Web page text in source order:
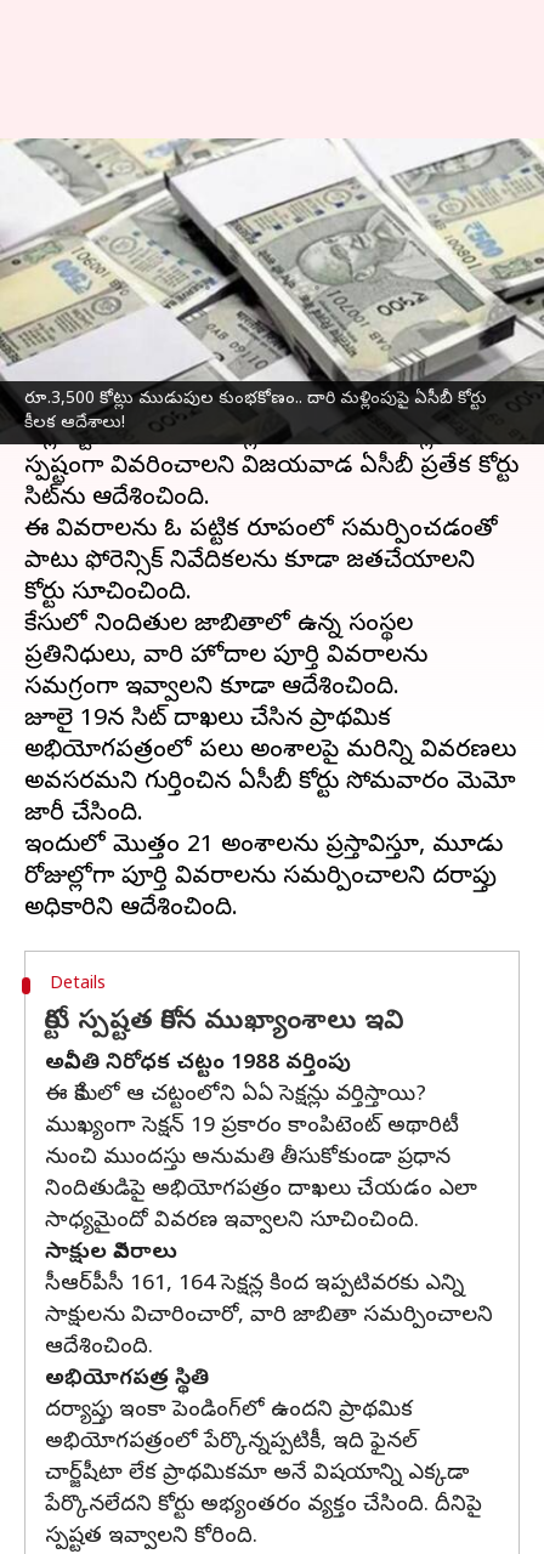
రూ.3,500 కోట్లు ముడుపుల కుంభకోణం.. దారి మళ్లింపుపై ఏసీబీ కోర్టు
కీలక ఆదేశాలు!
Liquor scandal: రూ.3,500 కోట్లు
ముడుపుల కుంభకోణం.. దారి
మళ్లింపుపై ఏసీబీ కోర్టు కీలక ఆదేశాలు!
Jayachandra Akuri Aug 26, 2025 11:00 am
ఈ వార్తాకథనం ఏంటి
మద్యం కుంభకోణం కేసులో ముడుపుల ద్వారా
కొల్లగొట్టిన రూ.3,500 కోట్లను ఎలా దారి మళ్లించారో
స్పష్టంగా వివరించాలని విజయవాడ ఏసీబీ ప్రత్యేక కోర్టు
సిట్‌ను ఆదేశించింది.
ఈ వివరాలను ఓ పట్టిక రూపంలో సమర్పించడంతో
పాటు ఫోరెన్సిక్‌ నివేదికలను కూడా జతచేయాలని
కోర్టు సూచించింది.
కేసులో నిందితుల జాబితాలో ఉన్న సంస్థల
ప్రతినిధులు, వారి హోదాల పూర్తి వివరాలను
సమగ్రంగా ఇవ్వాలని కూడా ఆదేశించింది.
జూలై 19న సిట్‌ దాఖలు చేసిన ప్రాథమిక
అభియోగపత్రంలో పలు అంశాలపై మరిన్ని వివరణలు
అవసరమని గుర్తించిన ఏసీబీ కోర్టు సోమవారం మెమో
జారీ చేసింది.
ఇందులో మొత్తం 21 అంశాలను ప్రస్తావిస్తూ, మూడు
రోజుల్లోగా పూర్తి వివరాలను సమర్పించాలని దర్యాప్తు
Details
కోర్టు స్పష్టత కోరిన ముఖ్యాంశాలు ఇవి
అవినీతి నిరోధక చట్టం 1988 వర్తింపు
ఈ కేసులో ఆ చట్టంలోని ఏఏ సెక్షన్లు వర్తిస్తాయి?
ముఖ్యంగా సెక్షన్‌ 19 ప్రకారం కాంపిటెంట్‌ అథారిటీ
నుంచి ముందస్తు అనుమతి తీసుకోకుండా ప్రధాన
నిందితుడిపై అభియోగపత్రం దాఖలు చేయడం ఎలా
సాధ్యమైందో వివరణ ఇవ్వాలని సూచించింది.
సాక్షుల వివరాలు
సీఆర్‌పీసీ 161, 164 సెక్షన్ల కింద ఇప్పటివరకు ఎన్ని
సాక్షులను విచారించారో, వారి జాబితా సమర్పించాలని
ఆదేశించింది.
అభియోగపత్ర స్థితి
దర్యాప్తు ఇంకా పెండింగ్‌లో ఉందని ప్రాథమిక
అభియోగపత్రంలో పేర్కొన్నప్పటికీ, ఇది ఫైనల్
చార్జ్‌షీటా లేక ప్రాథమికమా అనే విషయాన్ని ఎక్కడా
పేర్కొనలేదని కోర్టు అభ్యంతరం వ్యక్తం చేసింది. దీనిపై
స్పష్టత ఇవ్వాలని కోరింది.